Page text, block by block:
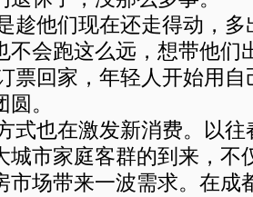
趁他们现在还走得动，
不会跑这么远，想带他们
票回家，年轻人开始用
。
式也在激发新消费。以
城市家庭客群的到来，不
市场带来一波需求。在成